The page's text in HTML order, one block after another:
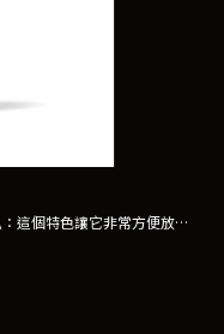
Lumina I是此系列中最精巧的高級被動式喇叭：這個特色讓它非常方便放置，成為小空間的最佳選擇。儘管體積不大，Lumina I仍然能夠提供大量的音樂能量。